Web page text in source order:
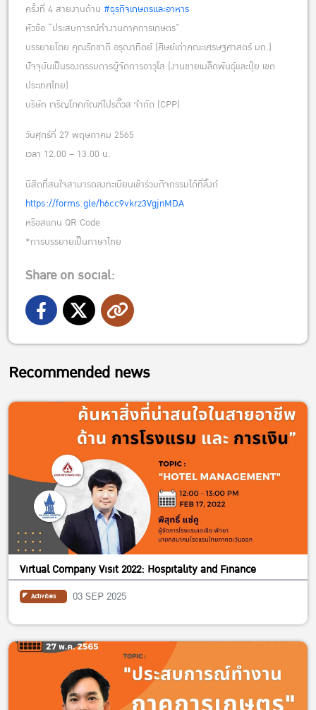
ครั้งที่ 4 สายงานด้าน #ธุรกิจเกษตรและอาหาร
หัวข้อ “ประสบการณ์ทำงานภาคการเกษตร”
บรรยายโดย คุณรักชาติ อรุณาทิตย์ (ศิษย์เก่าคณะเศรษฐศาสตร์ มก.)
ปัจจุบันเป็นรองกรรมการผู้จัดการอาวุโส (งานขายเมล็ดพันธุ์และปุ๋ย เขต
ประเทศไทย)
บริษัท เจริญโภคภัณฑ์โปรดิ๊วส จำกัด (CPP)
วันศุกร์ที่ 27 พฤษภาคม 2565
เวลา 12.00 – 13.00 น.
นิสิตที่สนใจสามารถลงทะเบียนเข้าร่วมกิจกรรมได้ที่ลิ้งก์
https://forms.gle/h6cc9vkrz3VgjnMDA
หรือสแกน QR Code
*การบรรยายเป็นภาษาไทย
Share on social:
Recommended news
Virtual Company Visit 2022: Hospitality and Finance
Activities 03 SEP 2025